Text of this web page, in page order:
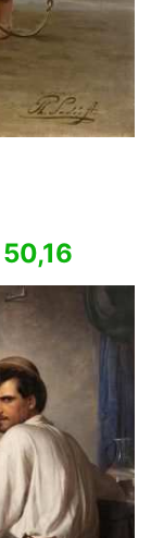
50,16